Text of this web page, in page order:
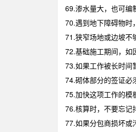
69.渗水量大，也可编
70.遇到地下障碍物时
71.狭窄场地或边坡不
72.基础施工期间，如
73.如果工作被长时间
74.砌体部分的签证必
75.加快这项工作的模
76.核算时，不要忘记
77.如果分包商损坏或